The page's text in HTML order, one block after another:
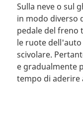
Sulla neve o sul
in modo diverso
pedale del freno
le ruote
scivolare.
e gradualmente
tempo di aderire